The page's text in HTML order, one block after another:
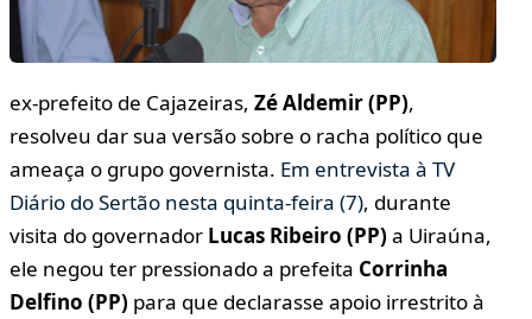
ex-prefeito de Cajazeiras, Zé Aldemir (PP),
resolveu dar sua versão sobre o racha político que
ameaça o grupo governista. Em entrevista à TV
Diário do Sertão nesta quinta-feira (7), durante
visita do governador Lucas Ribeiro (PP) a Uiraúna,
ele negou ter pressionado a prefeita Corrinha
Delfino (PP) para que declarasse apoio irrestrito à